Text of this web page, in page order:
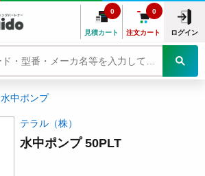
見積カート
0
注文カート
0
ログイン
水中ポンプ
テラル（株）
水中ポンプ 50PLT